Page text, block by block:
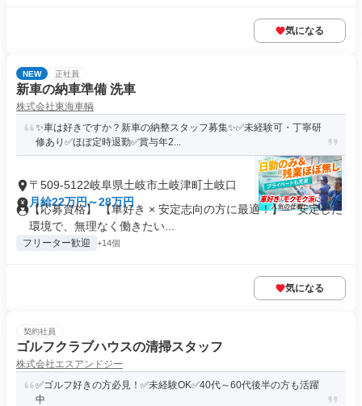
気になる
NEW 正社員
新車の納車準備 洗車
株式会社東海車輌
✨車は好きですか？新車の納整スタッフ募集✨✅未経験可・丁寧研
修あり✅ほぼ定時退勤✅賞与年2...
〒509-5122岐阜県土岐市土岐津町土岐口
月給22万円～28万円
【応募資格】 【車好き × 安定志向の方に最適！】 「安定した
環境で、無理なく働きたい...
フリーター歓迎 +14個
気になる
契約社員
ゴルフクラブハウスの清掃スタッフ
株式会社エスアンドジー
✅ゴルフ好きの方必見！✅未経験OK✅40代～60代後半の方も活躍
中